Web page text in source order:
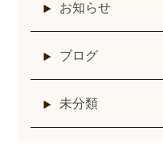
お知らせ
ブログ
未分類